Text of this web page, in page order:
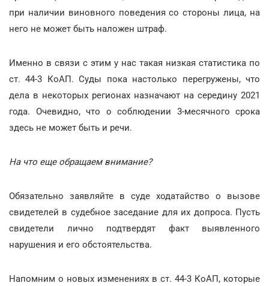
при наличии виновного поведения со стороны лица, на
него не может быть наложен штраф.
Именно в связи с этим у нас такая низкая статистика по
ст. 44-3 КоАП. Суды пока настолько перегружены, что
дела в некоторых регионах назначают на середину 2021
года. Очевидно, что о соблюдении 3-месячного срока
здесь не может быть и речи.
На что еще обращаем внимание?
Обязательно заявляйте в суде ходатайство о вызове
свидетелей в судебное заседание для их допроса. Пусть
свидетели лично подтвердят факт выявленного
нарушения и его обстоятельства.
Напомним о новых изменениях в ст. 44-3 КоАП, которые